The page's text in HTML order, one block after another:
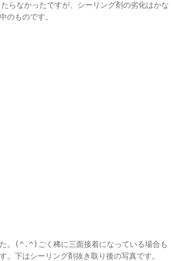
らなかったですが、シーリング剤の劣化はかな
のものです。
。(^.^)ごく稀に三面接着になっている場合も
下はシーリング剤抜き取り後の写真です。